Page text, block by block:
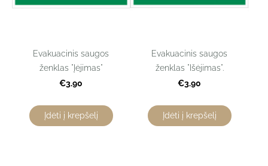
Evakuacinis saugos
ženklas "Įėjimas"
€3.90
Įdėti į krepšelį
Evakuacinis saugos
ženklas "Išėjimas".
€3.90
Įdėti į krepšelį